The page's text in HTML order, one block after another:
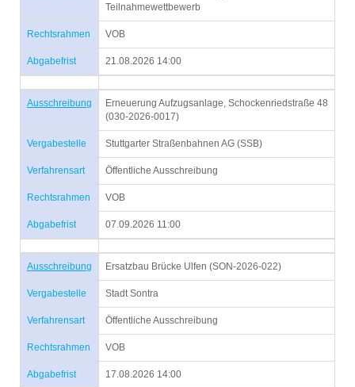
Teilnahmewettbewerb
Rechtsrahmen VOB
Abgabefrist 21.08.2026 14:00
Ausschreibung
Erneuerung Aufzugsanlage, Schockenriedstraße 48
(030-2026-0017)
Vergabestelle Stuttgarter Straßenbahnen AG (SSB)
Verfahrensart Öffentliche Ausschreibung
Rechtsrahmen VOB
Abgabefrist 07.09.2026 11:00
Ausschreibung Ersatzbau Brücke Ulfen (SON-2026-022)
Vergabestelle Stadt Sontra
Verfahrensart Öffentliche Ausschreibung
Rechtsrahmen VOB
Abgabefrist 17.08.2026 14:00